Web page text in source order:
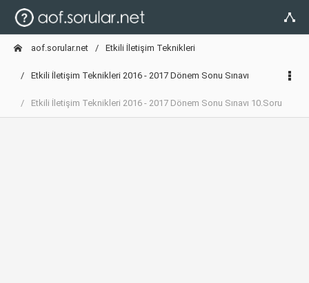
aof.sorular.net Etkili İletişim Teknikleri
Etkili İletişim Teknikleri 2016 - 2017 Dönem Sonu Sınavı
Etkili İletişim Teknikleri 2016 - 2017 Dönem Sonu Sınavı 10.Soru